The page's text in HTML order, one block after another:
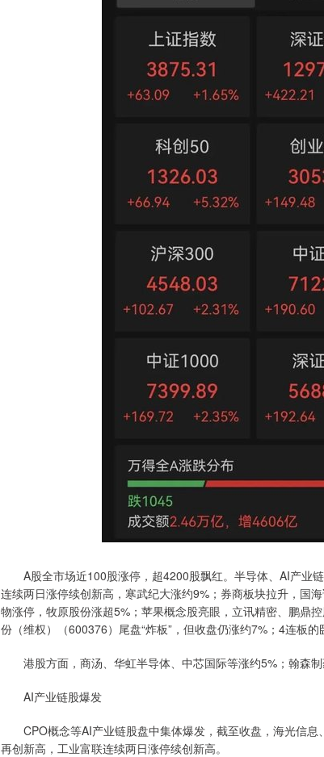
A股全市场近100股涨停，超4200股飘红。半导体、AI产业
连续两日涨停续创新高，寒武纪大涨约9%；券商板块拉升，国
物涨停，牧原股份涨超5%；苹果概念股亮眼，立讯精密、鹏鼎
份（维权）（600376）尾盘“炸板”，但收盘仍涨约7%；4连板
港股方面，商汤、华虹半导体、中芯国际等涨约5%；翰森制
AI产业链股爆发
CPO概念等AI产业链股盘中集体爆发，截至收盘，海光信息
再创新高，工业富联连续两日涨停续创新高。